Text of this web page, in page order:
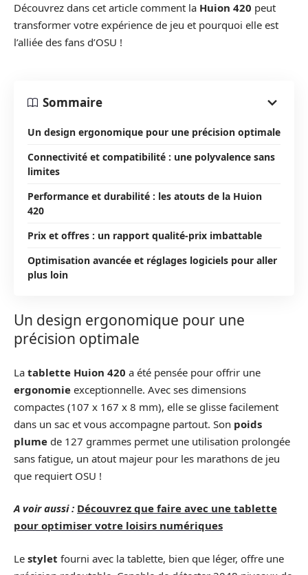
Découvrez dans cet article comment la Huion 420 peut
transformer votre expérience de jeu et pourquoi elle est
l’alliée des fans d’OSU !
Sommaire
Un design ergonomique pour une précision optimale
Connectivité et compatibilité : une polyvalence sans
limites
Performance et durabilité : les atouts de la Huion
420
Prix et offres : un rapport qualité-prix imbattable
Optimisation avancée et réglages logiciels pour aller
plus loin
Un design ergonomique pour une
précision optimale
La tablette Huion 420 a été pensée pour offrir une
ergonomie exceptionnelle. Avec ses dimensions
compactes (107 x 167 x 8 mm), elle se glisse facilement
dans un sac et vous accompagne partout. Son poids
plume de 127 grammes permet une utilisation prolongée
sans fatigue, un atout majeur pour les marathons de jeu
que requiert OSU !
A voir aussi : Découvrez que faire avec une tablette
pour optimiser votre loisirs numériques
Le stylet fourni avec la tablette, bien que léger, offre une